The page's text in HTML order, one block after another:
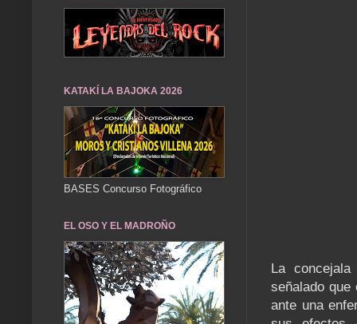
La
señalado que
ante una
KATAKÍ LA BAJOKA 2026
BASES Concurso Fotográfico
EL OSO Y EL MADROÑO